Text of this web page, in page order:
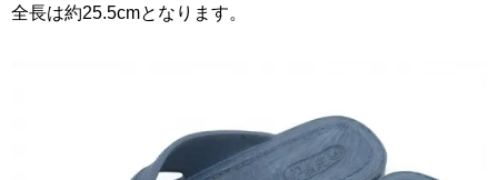
全長は約25.5cmとなります。